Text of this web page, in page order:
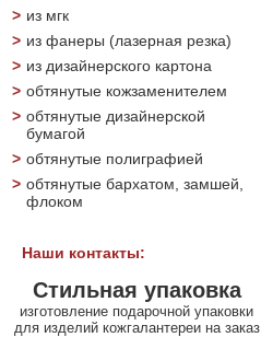
> из мгк
> из фанеры (лазерная резка)
> из дизайнерского картона
> обтянутые кожзаменителем
> обтянутые дизайнерской
бумагой
> обтянутые полиграфией
> обтянутые бархатом, замшей,
флоком
Наши контакты:
Стильная упаковка
изготовление подарочной упаковки
для изделий кожгалантереи на заказ